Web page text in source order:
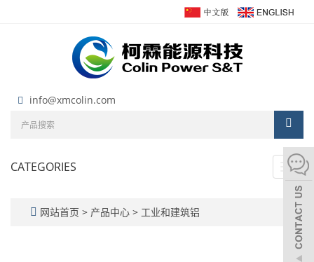
info@xmcolin.com
CATEGORIES
网站首页 > 产品中心 > 工业和建筑铝